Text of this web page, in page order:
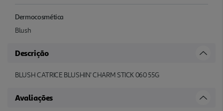
Dermocosmética
Blush
Descrição
BLUSH CATRICE BLUSHIN' CHARM STICK 060 55G
Avaliações